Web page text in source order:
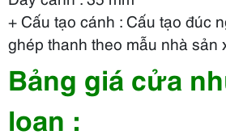
+ Cấu tạo cánh : Cấu tạo đúc
ghép thanh theo mẫu nhà sản
Bảng giá cửa
loan :